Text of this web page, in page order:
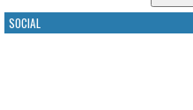
SOCIAL